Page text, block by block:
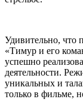
Удивительно, что
«Тимур и его
успешно
деятельности.
уникальных и
только в фильме,